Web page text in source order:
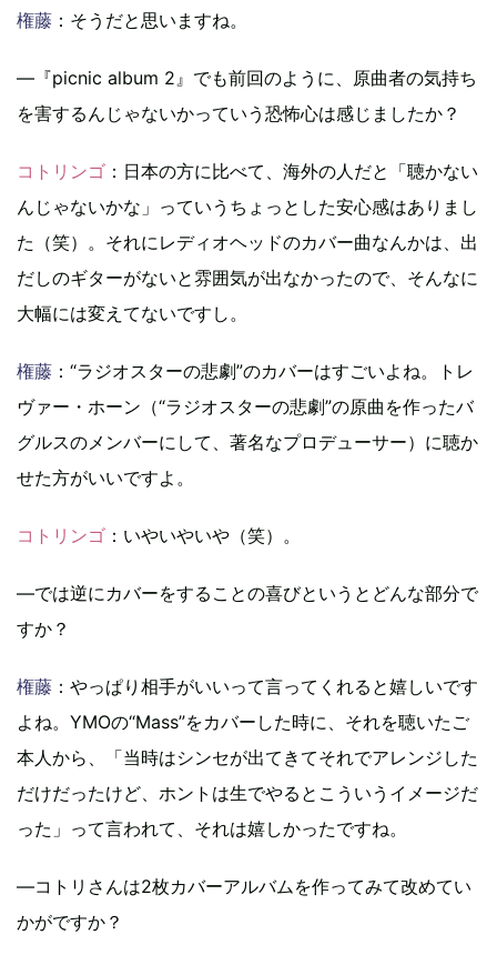
権藤 ：そうだと思いますね。
―『picnic album 2』でも前回のように、原曲者の気持ち
を害するんじゃないかっていう恐怖心は感じましたか？
コトリンゴ ：日本の方に比べて、海外の人だと「聴かない
んじゃないかな」っていうちょっとした安心感はありまし
た（笑）。それにレディオヘッドのカバー曲なんかは、出
だしのギターがないと雰囲気が出なかったので、そんなに
大幅には変えてないですし。
権藤 ：“ラジオスターの悲劇”のカバーはすごいよね。トレ
ヴァー・ホーン（“ラジオスターの悲劇”の原曲を作ったバ
グルスのメンバーにして、著名なプロデューサー）に聴か
せた方がいいですよ。
コトリンゴ ：いやいやいや（笑）。
―では逆にカバーをすることの喜びというとどんな部分で
すか？
権藤 ：やっぱり相手がいいって言ってくれると嬉しいです
よね。YMOの“Mass”をカバーした時に、それを聴いたご
本人から、「当時はシンセが出てきてそれでアレンジした
だけだったけど、ホントは生でやるとこういうイメージだ
った」って言われて、それは嬉しかったですね。
―コトリさんは2枚カバーアルバムを作ってみて改めてい
かがですか？